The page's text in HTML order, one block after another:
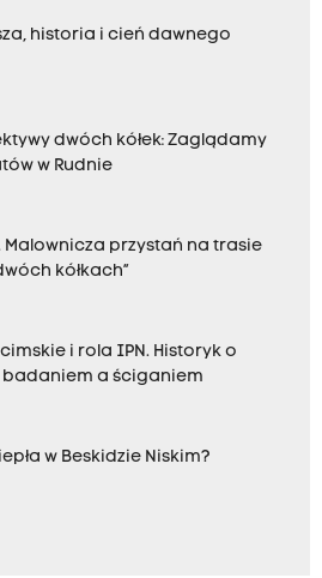
historia i cień dawnego
dwóch kółek: Zaglądamy
w Rudnie
Malownicza przystań na trasie
kółkach”
i rola IPN. Historyk o
a ściganiem
w Beskidzie Niskim?